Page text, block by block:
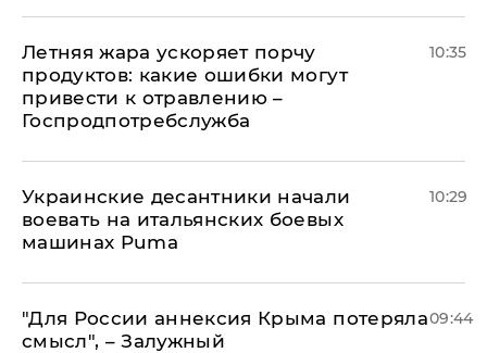
Летняя жара ускоряет порчу
продуктов: какие ошибки могут
привести к отравлению –
Госпродпотребслужба
10:35
Украинские десантники начали
воевать на итальянских боевых
машинах Puma
10:29
"Для России аннексия Крыма потеряла
смысл", – Залужный
09:44